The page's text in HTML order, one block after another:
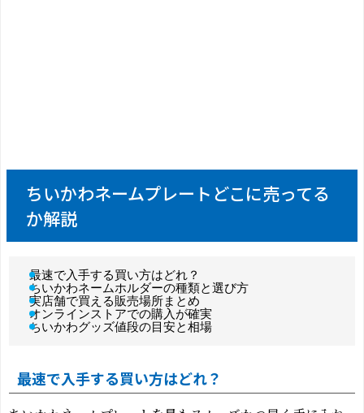
ちいかわネームプレートどこに売ってる
か解説
最速で入手する買い方はどれ？
ちいかわネームホルダーの種類と選び方
実店舗で買える販売場所まとめ
オンラインストアでの購入が確実
ちいかわグッズ値段の目安と相場
最速で入手する買い方はどれ？